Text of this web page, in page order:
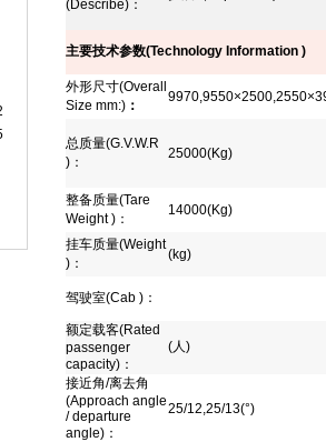
(Describe) ：
主要技术参数(Technology Information )
外形尺寸(Overall
Size mm:) ：
总质量(G.V.W.R
) ：
25000(Kg)
整备质量(Tare
Weight ) ：
14000(Kg)
挂车质量(Weight
) ：
(kg)
驾驶室(Cab ) ：
额定载客(Rated
passenger
capacity) ：
(人)
接近角/离去角
(Approach angle
/ departure
angle) ：
25/12,25/13(°)